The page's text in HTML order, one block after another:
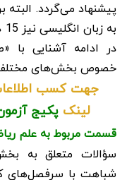
پیشنهاد می‌گردد.
در ادامه آشنایی با
خصوص بخش‌های مختلف
جهت کسب
لینک پکیج
قسمت مربوط به علم
سؤالات متعلق به
شباهت با سرفصل‌های